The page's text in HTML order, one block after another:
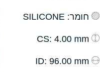
חומר: SILICONE
: 4.00 mm
: 96.00 mm